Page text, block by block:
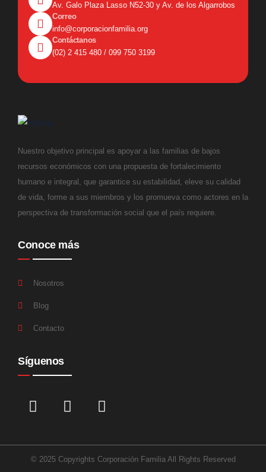
Av. Galo Plaza Lasso N52-30 y Av. de los Algarrobos
Correo
info@corporacionfamilia.org
Contáctanos
(02) 2 415 480 / 099 750 3199
Nuestro objetivo principal es apoyar a las familias de bajos
recursos económicos con una propuesta de fortalecimiento
humano e integral, que garantice su estabilidad, eleve su calidad
de vida, forme a sus miembros y los promueva como actores en la
perspectiva de transformación social que el país requiere.
Conoce más
Nosotros
Blog
Contacto
Síguenos
© 2025 Copyrights Corporación Familia All Rights Reserved